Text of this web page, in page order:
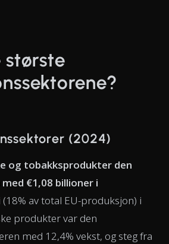
største
(2024)
og tobakksprodukter den
€1,08 billioner i
(18% av total EU-produksjon) i
produkter var den
med 12,4% vekst, og steg fra